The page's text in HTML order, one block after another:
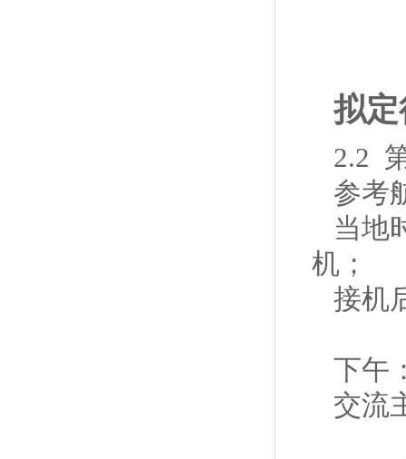
拟
2.2
参考
当地
机；
接机
下午
交流